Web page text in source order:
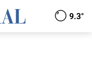
9.3°